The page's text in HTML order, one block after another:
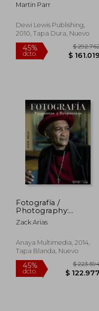
45%
dcto.
Martin Parr
Dewi Lewis Publishing,
2010, Tapa Dura, Nuevo
Fotografía /
Photography:
Preguntas y
Respuestas /
Answers
Zack Arias
Anaya Multimedia, 2014,
Tapa Blanda, Nuevo